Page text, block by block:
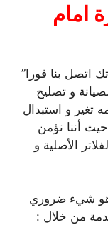
امام
اتصل بنا فورا”
و تصليح
تغير و استبدال
أننا نؤمن
الأصلية و
هو شيء ضروري
من خلال :